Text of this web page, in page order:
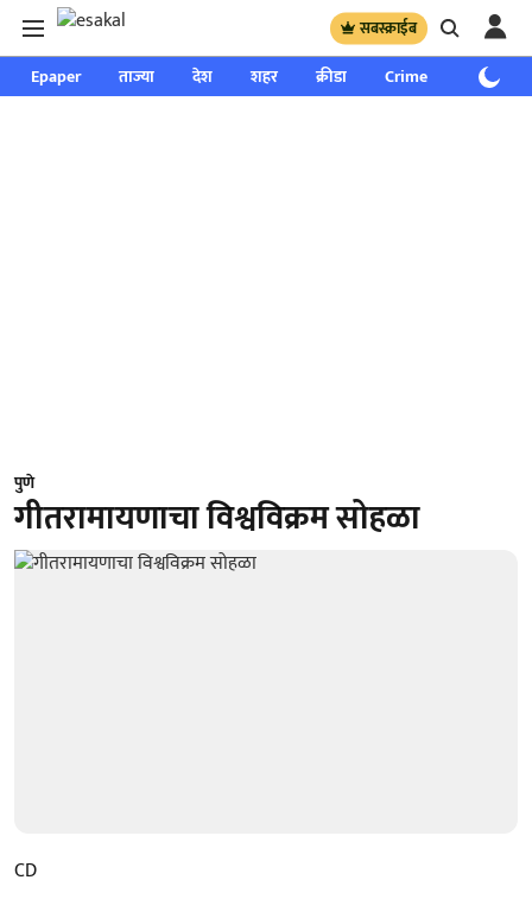
सबस्क्राईब
Epaper ताज्या देश शहर क्रीडा Crime साप्ताहिक
पुणे
गीतरामायणाचा विश्वविक्रम सोहळा
CD